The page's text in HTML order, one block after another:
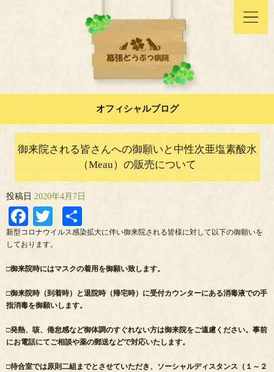
オフィシャルブログ
御来院される皆さんへの御願いと中性次亜塩素酸水
（Meau）の販売について
投稿日 2020年4月7日
Facebook
Twitter
有
新型コロナウイルス感染拡大に伴い御来院される皆様に対して以下の御願いを
しております。
□御来院時にはマスクの着用を御願い致します。
□御来院時（到着時）と退院時（帰宅時）に受付カウンターにある消毒液での手
指消毒を御願いします。
□発熱、咳、倦怠感など御体調のすぐれない方は御来院をご遠慮ください。事前
にお電話にてご相談や薬の郵送などで対応いたします。
□待合室では原則二組までとさせていただき、ソーシャルディスタンス（１～２